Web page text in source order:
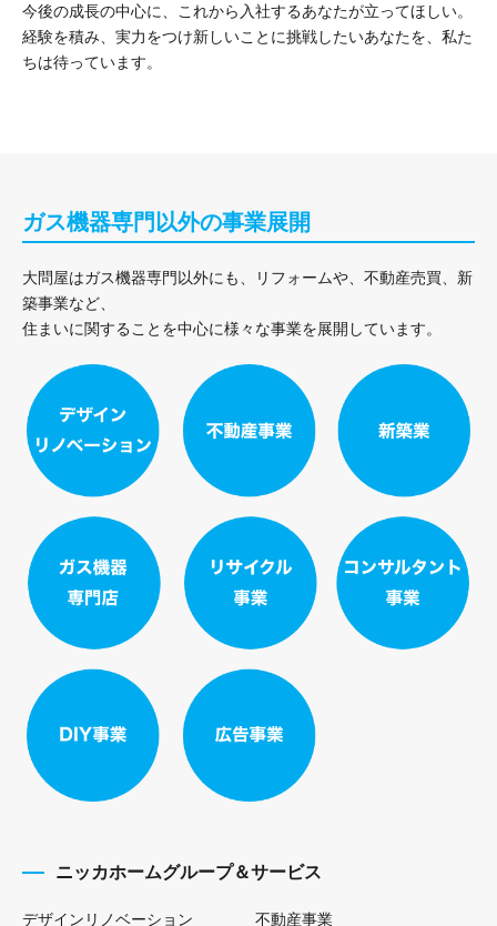
今後の成長の中心に、これから入社するあなたが立ってほしい。
経験を積み、実力をつけ新しいことに挑戦したいあなたを、私た
ちは待っています。
ガス機器専門以外の事業展開
大問屋はガス機器専門以外にも、リフォームや、不動産売買、新
築事業など、
住まいに関することを中心に様々な事業を展開しています。
ニッカホームグループ＆サービス
デザインリノベーション 不動産事業